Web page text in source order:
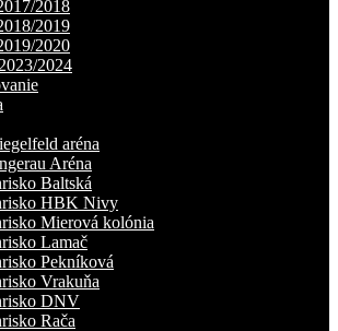
2018
2019
2020
2024
aréna
Aréna
Baltská
HBK Nivy
Mierová kolónia
Lamač
Pekníková
Vrakuňa
DNV
Rača